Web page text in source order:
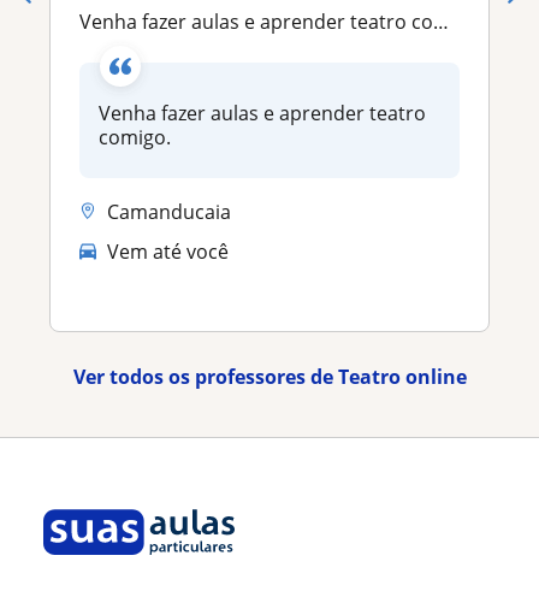
Venha fazer aulas e aprender teatro comigo
Venha fazer aulas e aprender teatro
comigo.
Camanducaia
Vem até você
Ver todos os professores de Teatro online